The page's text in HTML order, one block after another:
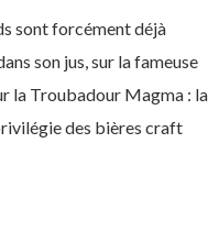
sont forcément déjà
son jus, sur la fameuse
la Troubadour Magma : la
des bières craft